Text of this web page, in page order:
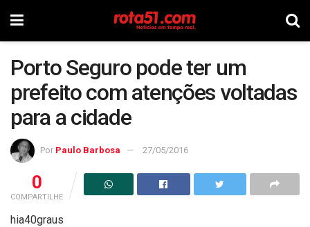
Porto Seguro pode ter um
prefeito com atenções voltadas
para a cidade
Por Paulo Barbosa 27/05/2016
0
COMPARTILHE
hia40graus